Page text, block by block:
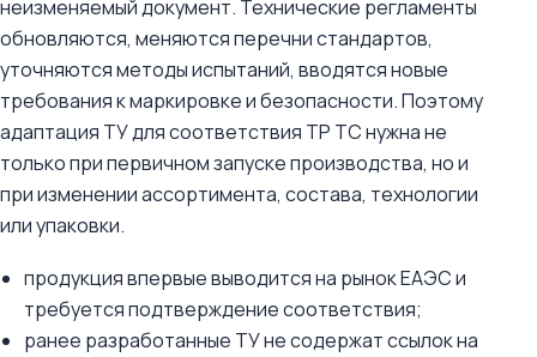
неизменяемый документ. Технические регламенты
обновляются, меняются перечни стандартов,
уточняются методы испытаний, вводятся новые
требования к маркировке и безопасности. Поэтому
адаптация ТУ для соответствия ТР ТС нужна не
только при первичном запуске производства, но и
при изменении ассортимента, состава, технологии
или упаковки.
продукция впервые выводится на рынок ЕАЭС и
требуется подтверждение соответствия;
ранее разработанные ТУ не содержат ссылок на